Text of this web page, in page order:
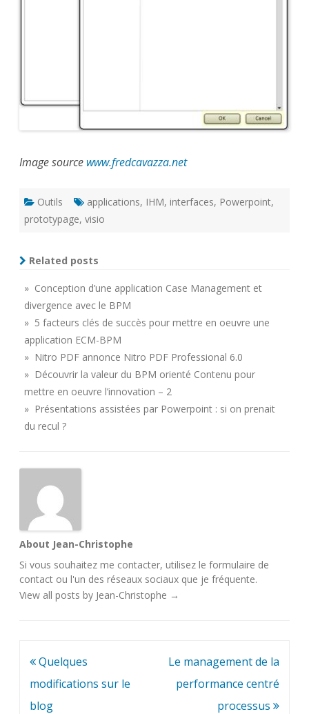
Image source www.fredcavazza.net
Outils applications, IHM, interfaces, Powerpoint,
prototypage, visio
Related posts
» Conception d’une application Case Management et
divergence avec le BPM
» 5 facteurs clés de succès pour mettre en oeuvre une
application ECM-BPM
» Nitro PDF annonce Nitro PDF Professional 6.0
» Découvrir la valeur du BPM orienté Contenu pour
mettre en oeuvre l’innovation – 2
» Présentations assistées par Powerpoint : si on prenait
du recul ?
About Jean-Christophe
Si vous souhaitez me contacter, utilisez le formulaire de
contact ou l'un des réseaux sociaux que je fréquente.
View all posts by Jean-Christophe →
Navigation
de
l’article
Quelques
modifications sur le
blog
Le management de la
performance centré
processus